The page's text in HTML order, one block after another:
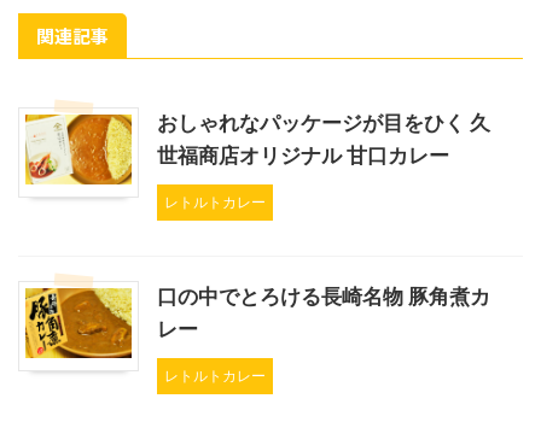
関連記事
おしゃれなパッケージが目をひく 久
世福商店オリジナル 甘口カレー
レトルトカレー
口の中でとろける長崎名物 豚角煮カ
レー
レトルトカレー